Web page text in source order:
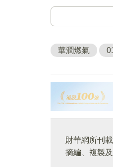
華潤燃氣
財華網所刊
摘編、複製